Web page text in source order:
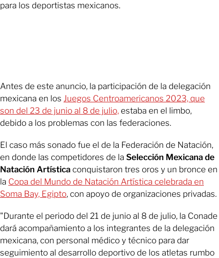
para los deportistas mexicanos.
Antes de este anuncio, la participación de la delegación
mexicana en los Juegos Centroamericanos 2023, que
son del 23 de junio al 8 de julio, estaba en el limbo,
debido a los problemas con las federaciones.
El caso más sonado fue el de la Federación de Natación,
en donde las competidores de la Selección Mexicana de
Natación Artística conquistaron tres oros y un bronce en
la Copa del Mundo de Natación Artística celebrada en
Soma Bay, Egipto, con apoyo de organizaciones privadas.
"Durante el periodo del 21 de junio al 8 de julio, la Conade
dará acompañamiento a los integrantes de la delegación
mexicana, con personal médico y técnico para dar
seguimiento al desarrollo deportivo de los atletas rumbo